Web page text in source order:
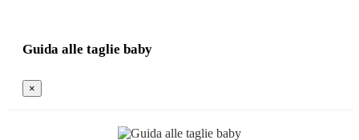
Guida alle taglie baby
×